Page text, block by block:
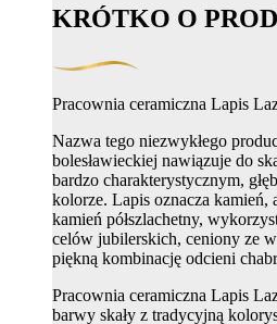
KRÓTKO O
Pracownia ceramiczna Lapis
Nazwa tego niezwykłego
bolesławieckiej nawiązuje do
bardzo charakterystycznym,
kolorze. Lapis oznacza kamień,
kamień półszlachetny,
celów jubilerskich, ceniony ze
piękną kombinację odcieni
Pracownia ceramiczna Lapis
barwy skały z tradycyjną